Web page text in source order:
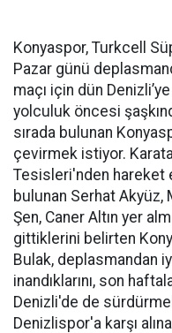
Konyaspor, Turkcell
Pazar günü
maçı için dün
yolculuk öncesi
sırada bulunan
çevirmek istiyor.
Tesisleri'nden hareket
bulunan Serhat Akyüz,
Şen, Caner Altın yer
gittiklerini belirten
Bulak, deplasmandan
inandıklarını, son
Denizli'de de
Denizlispor'a karşı